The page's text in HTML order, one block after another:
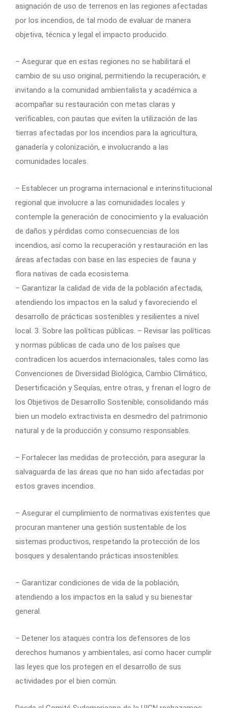
asignación de uso de terrenos en las regiones afectadas
por los incendios, de tal modo de evaluar de manera
objetiva, técnica y legal el impacto producido.
– Asegurar que en estas regiones no se habilitará el
cambio de su uso original, permitiendo la recuperación, e
invitando a la comunidad ambientalista y académica a
acompañar su restauración con metas claras y
verificables, con pautas que eviten la utilización de las
tierras afectadas por los incendios para la agricultura,
ganadería y colonización, e involucrando a las
comunidades locales.
– Establecer un programa internacional e interinstitucional
regional que involucre a las comunidades locales y
contemple la generación de conocimiento y la evaluación
de daños y pérdidas como consecuencias de los
incendios, así como la recuperación y restauración en las
áreas afectadas con base en las especies de fauna y
flora nativas de cada ecosistema.
– Garantizar la calidad de vida de la población afectada,
atendiendo los impactos en la salud y favoreciendo el
desarrollo de prácticas sostenibles y resilientes a nivel
local. 3. Sobre las políticas públicas. – Revisar las políticas
y normas públicas de cada uno de los países que
contradicen los acuerdos internacionales, tales como las
Convenciones de Diversidad Biológica, Cambio Climático,
Desertificación y Sequías, entre otras, y frenan el logro de
los Objetivos de Desarrollo Sostenible; consolidando más
bien un modelo extractivista en desmedro del patrimonio
natural y de la producción y consumo responsables.
– Fortalecer las medidas de protección, para asegurar la
salvaguarda de las áreas que no han sido afectadas por
estos graves incendios.
– Asegurar el cumplimiento de normativas existentes que
procuran mantener una gestión sustentable de los
sistemas productivos, respetando la protección de los
bosques y desalentando prácticas insostenibles.
– Garantizar condiciones de vida de la población,
atendiendo a los impactos en la salud y su bienestar
general.
– Detener los ataques contra los defensores de los
derechos humanos y ambientales, así como hacer cumplir
las leyes que los protegen en el desarrollo de sus
actividades por el bien común.